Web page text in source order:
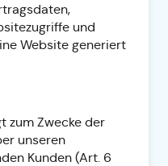
und
Website generiert
zum Zwecke der
unseren
Kunden (Art. 6